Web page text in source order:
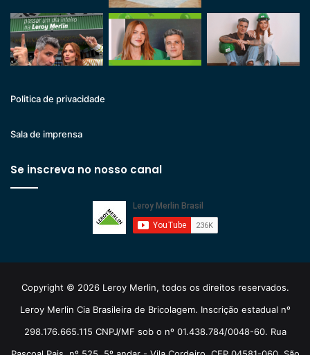
Politica de privacidade
Sala de imprensa
Se inscreva no nosso canal
Copyright © 2026 Leroy Merlin, todos os direitos reservados.
Leroy Merlin Cia Brasileira de Bricolagem. Inscrição estadual nº
298.176.665.115 CNPJ/MF sob o nº 01.438.784/0048-60. Rua